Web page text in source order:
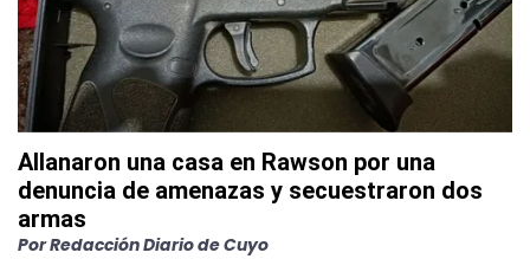
Allanaron una casa en Rawson por una
denuncia de amenazas y secuestraron dos
armas
PorRedacción Diario de Cuyo